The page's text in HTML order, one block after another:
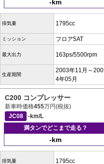
-km
排気量 1795cc
ミッション フロア5AT
最大出力 163ps/5500rpm
生産期間
2003年11月～200
4年05月
C200 コンプレッサー
新車時価格455万円(税抜)
JC08
-km/L
満タンでどこまで走る？
-km
排気量 1795cc